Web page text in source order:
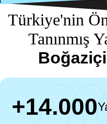
Türkiye'nin
Tanınmış
+14.000